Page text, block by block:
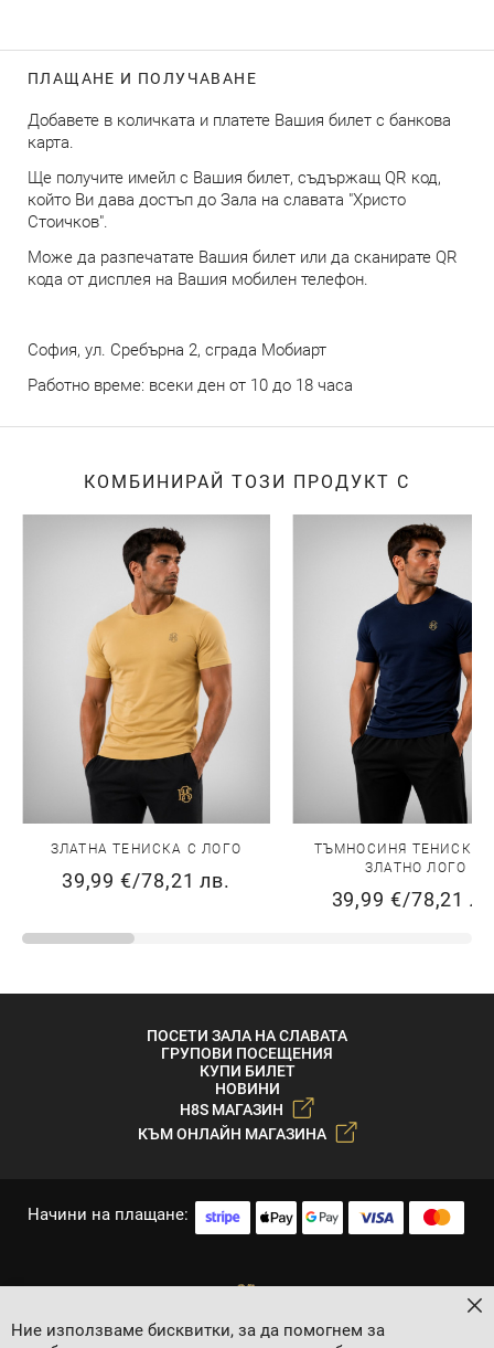
ПЛАЩАНЕ И ПОЛУЧАВАНЕ
Добавете в количката и платете Вашия билет с банкова
карта.
Ще получите имейл с Вашия билет, съдържащ QR код,
който Ви дава достъп до Зала на славата "Христо
Стоичков".
Може да разпечатате Вашия билет или да сканирате QR
кода от дисплея на Вашия мобилен телефон.
София, ул. Сребърна 2, сграда Мобиарт
Работно време: всеки ден от 10 до 18 часа
КОМБИНИРАЙ ТОЗИ ПРОДУКТ С
ЗЛАТНА ТЕНИСКА С ЛОГО
39,99 €/78,21 лв.
ТЪМНОСИНЯ ТЕНИСКА
ЗЛАТНО ЛОГО
39,99 €/78,21
ПОСЕТИ ЗАЛА НА СЛАВАТА
ГРУПОВИ ПОСЕЩЕНИЯ
КУПИ БИЛЕТ
НОВИНИ
H8S МАГАЗИН
КЪМ ОНЛАЙН МАГАЗИНА
Начини на плащане:
Ние използваме бисквитки, за да помогнем за